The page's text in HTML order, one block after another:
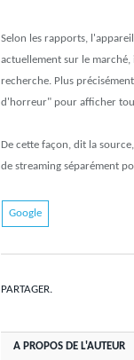
Selon les rapports,
actuellement sur le
recherche. Plus
d'horreur" pour afficher
De cette façon, dit la
de streaming séparément
Google
PARTAGER.
A PROPOS DE L'AUTEUR